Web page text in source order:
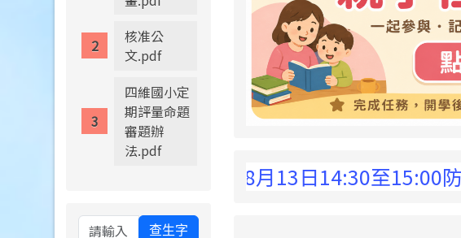
8月13日14:30至15:00防空演習
核准公
文.pdf
四維國小定
期評量命題
審題辦
法.pdf
查生字